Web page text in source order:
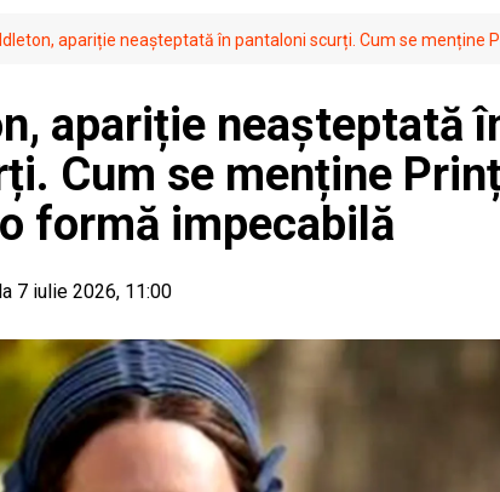
apariție neașteptată în pantaloni scurți. Cum se menține
apariție neașteptată
Cum se menține
formă impecabilă
7 iulie 2026, 11:00